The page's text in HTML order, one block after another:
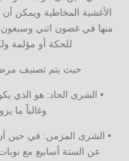
الأغشية المخاطية ويمكن أن
منها في غضون اثني وسبعون
للحكة أو مؤلمة
حيث يتم تصنيف
• الشرى الحاد: هو الذي
وغالباً ما
• الشرى المزمن: في حين
عن الستة أسابيع مع